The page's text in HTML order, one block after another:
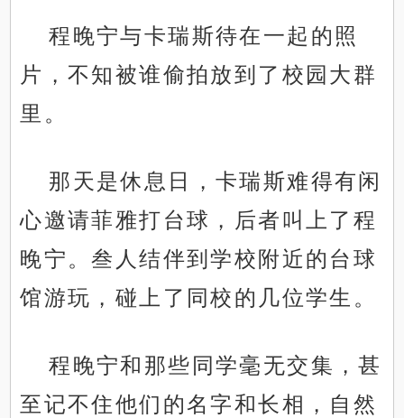
程晚宁与卡瑞斯待在一起的照
片，不知被谁偷拍放到了校园大群
里。
那天是休息日，卡瑞斯难得有闲
心邀请菲雅打台球，后者叫上了程
晚宁。叁人结伴到学校附近的台球
馆游玩，碰上了同校的几位学生。
程晚宁和那些同学毫无交集，甚
至记不住他们的名字和长相，自然